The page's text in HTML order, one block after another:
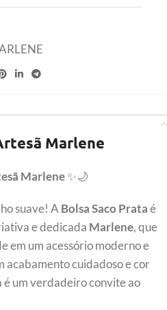
Marlene
Marlene✨🌙
suave! A Bolsa Saco Prataé
e dedicada Marlene, que
em um acessório moderno e
acabamento cuidadoso e cor
é um verdadeiro convite ao